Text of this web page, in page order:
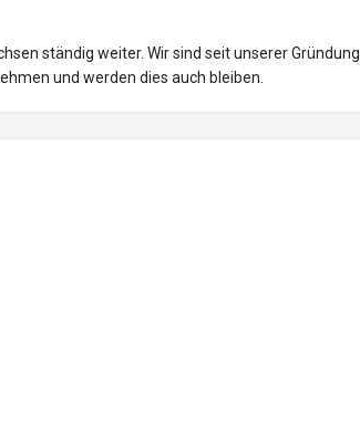
ständig weiter. Wir sind seit unserer Gründung
und werden dies auch bleiben.